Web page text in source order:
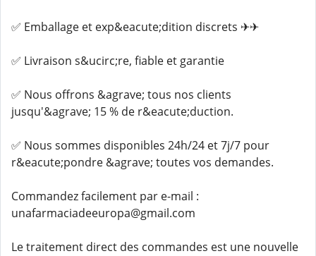
✅ Emballage et exp&eacute;dition discrets ✈✈
✅ Livraison s&ucirc;re, fiable et garantie
✅ Nous offrons &agrave; tous nos clients
jusqu'&agrave; 15 % de r&eacute;duction.
✅ Nous sommes disponibles 24h/24 et 7j/7 pour
r&eacute;pondre &agrave; toutes vos demandes.
Commandez facilement par e-mail :
unafarmaciadeeuropa@gmail.com
Le traitement direct des commandes est une nouvelle